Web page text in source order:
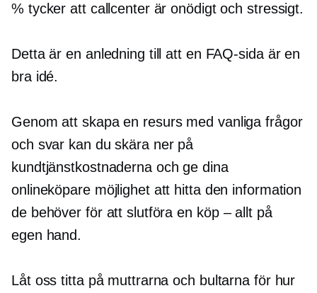
% tycker att callcenter är onödigt och stressigt.
Detta är en anledning till att en FAQ-sida är en
bra idé.
Genom att skapa en resurs med vanliga frågor
och svar kan du skära ner på
kundtjänstkostnaderna och ge dina
onlineköpare möjlighet att hitta den information
de behöver för att slutföra en köp – alltpå
egen hand.
Låt oss titta på muttrarna och bultarna för hur